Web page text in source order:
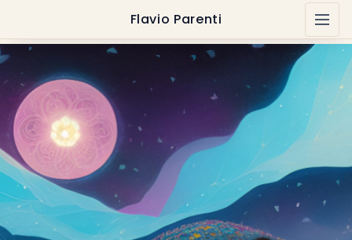
Flavio Parenti